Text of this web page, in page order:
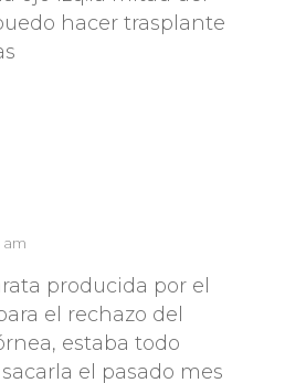
hacer trasplante
am
producida por el
el rechazo del
estaba todo
el pasado mes